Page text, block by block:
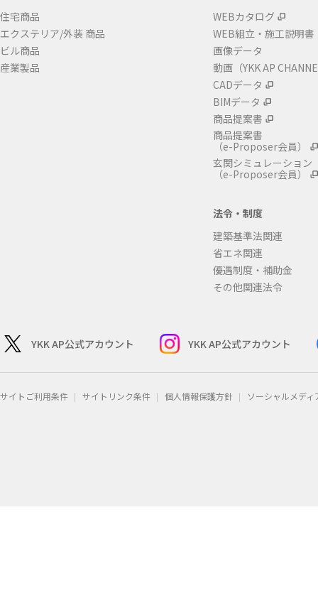
住宅商品
エクステリア/外装 商品
ビル商品
産業製品
WEBカタログ
WEB組立・施工説明書
画像データ
動画（YKK AP
CADデータ
BIMデータ
商品提案書
商品提案書
（e-Proposer会員）
玄関シミュレーション
（e-Proposer会員）
法令・制度
建築基準法関連
省エネ関連
優遇制度・補助金
その他関連法令
YKK AP公式アカウント YKK AP公式アカウント
サイトご利用条件 サイトリンク条件 個人情報保護方針 ソーシャルメデ